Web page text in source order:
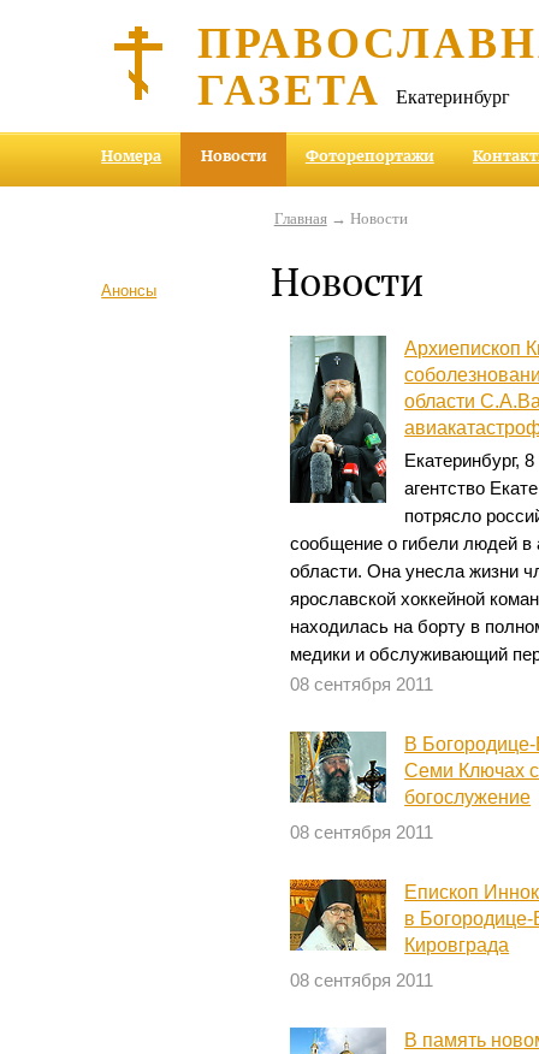
ГАЗЕТА Екатеринбург
Номера Новости Фоторепортажи
Анонсы
Главная→ Новости
Новости
Архиепископ
области
Екатеринбург,
агентство
потрясло
сообщение о гибели людей в
области. Она унесла жизни
ярославской хоккейной
находилась на борту в
медики и обслуживающий
08 сентября 2011
В
Семи Ключах
богослужение
08 сентября 2011
Епископ
в
Кировграда
08 сентября 2011
В память